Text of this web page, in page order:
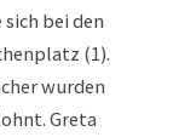
bei den
(1).
wurden
Greta